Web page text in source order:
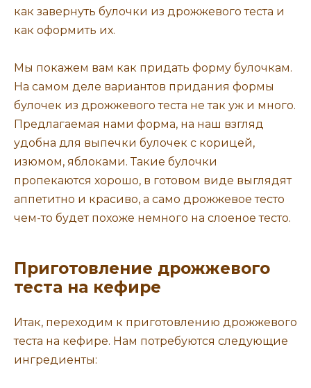
как завернуть булочки из дрожжевого теста и
как оформить их.
Мы покажем вам как придать форму булочкам.
На самом деле вариантов придания формы
булочек из дрожжевого теста не так уж и много.
Предлагаемая нами форма, на наш взгляд
удобна для выпечки булочек с корицей,
изюмом, яблоками. Такие булочки
пропекаются хорошо, в готовом виде выглядят
аппетитно и красиво, а само дрожжевое тесто
чем-то будет похоже немного на слоеное тесто.
Приготовление дрожжевого
теста на кефире
Итак, переходим к приготовлению дрожжевого
теста на кефире. Нам потребуются следующие
ингредиенты: